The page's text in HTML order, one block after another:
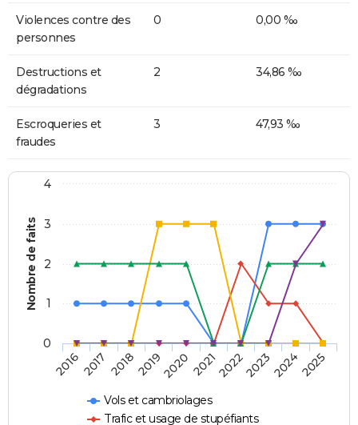
Violences contre des
personnes
0 0,00 ‰
Destructions et
dégradations
2 34,86 ‰
Escroqueries et
fraudes
3 47,93 ‰
Nombre de faits
Vols et cambriolages
Trafic et usage de stupéfiants
20162017 20182019202020212022202320242025
0
1
2
3
4